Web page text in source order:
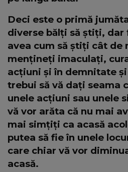
Deci este o primă
diverse bălți să știți, dar
avea cum să știți cât de
mențineți imaculați,
acțiuni și în demnitate
trebui să vă dați seama
unele acțiuni sau unele
vă vor arăta că nu mai
mai simțiți ca acasă
putea să fie în unele
care chiar vă vor
acasă.